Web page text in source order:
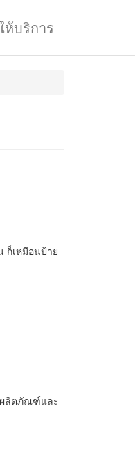
ห้บริการ
ก็เหมือนป้าย
ผลิตภัณฑ์และ